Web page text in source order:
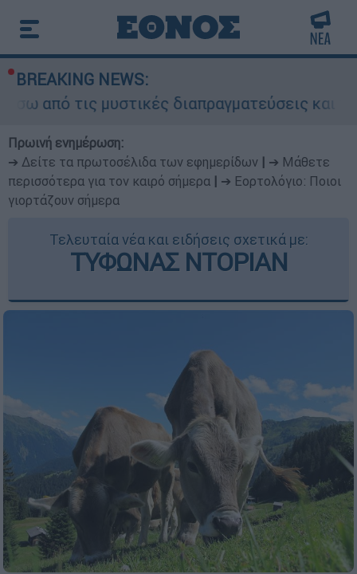
BREAKING NEWS:
διαπραγματεύσεις και γιατί
Πρωινή ενημέρωση:
➔ Δείτε τα πρωτοσέλιδα των εφημερίδων
➔ Μάθετε
περισσότερα για τον καιρό σήμερα
➔ Εορτολόγιο: Ποιοι
γιορτάζουν σήμερα
Τελευταία νέα και ειδήσεις σχετικά με:
ΤΥΦΩΝΑΣ ΝΤΟΡΙΑΝ